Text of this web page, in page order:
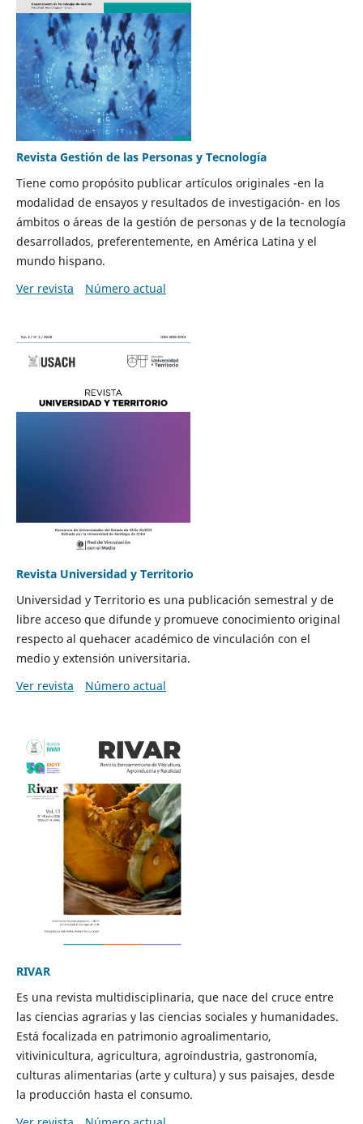
Revista Gestión de las Personas y Tecnología
Tiene como propósito publicar artículos originales -en la
modalidad de ensayos y resultados de investigación- en los
ámbitos o áreas de la gestión de personas y de la tecnología
desarrollados, preferentemente, en América Latina y el
mundo hispano.
Ver revista
Número actual
Revista Universidad y Territorio
Universidad y Territorio es una publicación semestral y de
libre acceso que difunde y promueve conocimiento original
respecto al quehacer académico de vinculación con el
medio y extensión universitaria.
Ver revista
Número actual
RIVAR
Es una revista multidisciplinaria, que nace del cruce entre
las ciencias agrarias y las ciencias sociales y humanidades.
Está focalizada en patrimonio agroalimentario,
vitivinicultura, agricultura, agroindustria, gastronomía,
culturas alimentarias (arte y cultura) y sus paisajes, desde
la producción hasta el consumo.